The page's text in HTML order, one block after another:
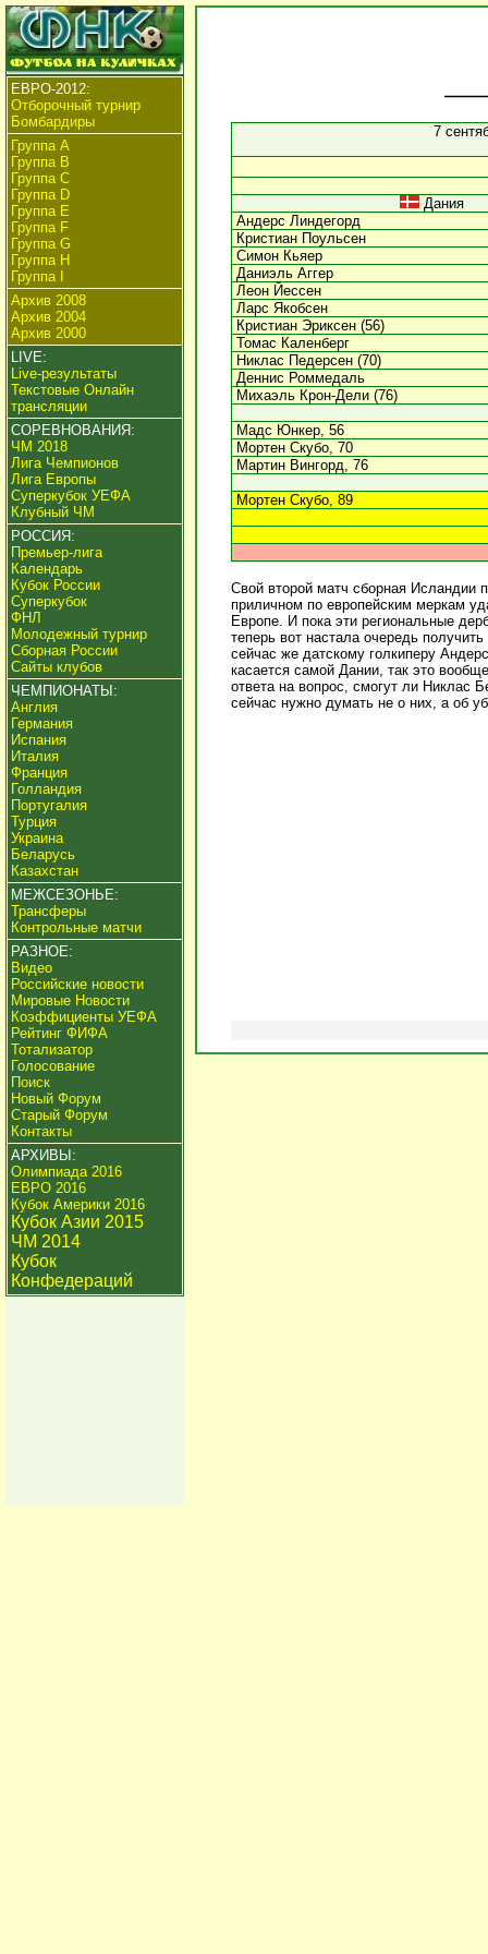
ЕВРО-2012:
Отборочный турнир
Бомбардиры
Группа А
Группа B
Группа C
Группа D
Группа E
Группа F
Группа G
Группа H
Группа I
Архив 2008
Архив 2004
Архив 2000
LIVE:
Live-результаты
Текстовые Онлайн
трансляции
СОРЕВНОВАНИЯ:
ЧМ 2018
Лига Чемпионов
Лига Европы
Суперкубок УЕФА
Клубный ЧМ
РОССИЯ:
Премьер-лига
Календарь
Кубок России
Суперкубок
ФНЛ
Молодежный турнир
Сборная России
Сайты клубов
ЧЕМПИОНАТЫ:
Англия
Германия
Испания
Италия
Франция
Голландия
Португалия
Турция
Украина
Беларусь
Казахстан
МЕЖСЕЗОНЬЕ:
Трансферы
Контрольные матчи
РАЗНОЕ:
Видео
Российские новости
Мировые Новости
Коэффициенты УЕФА
Рейтинг ФИФА
Тотализатор
Голосование
Поиск
Новый Форум
Старый Форум
Контакты
АРХИВЫ:
Олимпиада 2016
ЕВРО 2016
Кубок Америки 2016
Кубок Азии 2015
ЧМ 2014
Кубок
Конфедераций
7
Дания
Андерс Линдегорд
Кристиан Поульсен
Симон Кьяер
Даниэль Аггер
Леон Йессен
Ларс Якобсен
Кристиан Эриксен (56)
Томас Каленберг
Никлас Педерсен (70)
Деннис Роммедаль
Михаэль Крон-Дели (76)
Мадс Юнкер, 56
Мортен Скубо, 70
Мартин Вингорд, 76
Мортен Скубо, 89
Свой второй матч сборная Исландии
приличном по европейским меркам
Европе. И пока эти региональные
теперь вот настала очередь
сейчас же датскому голкиперу
касается самой Дании, так это
ответа на вопрос, смогут ли Никлас
сейчас нужно думать не о них, а об